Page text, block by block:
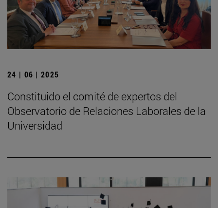
24 | 06 | 2025
Constituido el comité de expertos del
Observatorio de Relaciones Laborales de la
Universidad